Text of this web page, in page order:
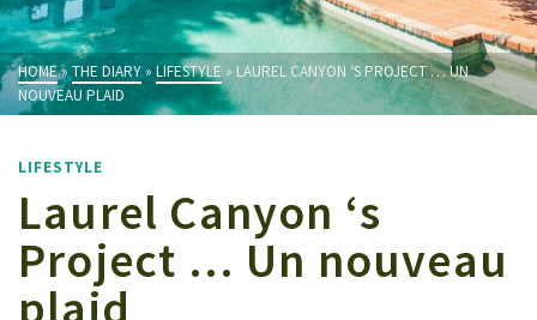
HOME»THE DIARY» LIFESTYLE » LAUREL CANYON ‘S PROJECT … UN
NOUVEAU PLAID
LIFESTYLE
Laurel Canyon ‘s
Project … Un nouveau
plaid